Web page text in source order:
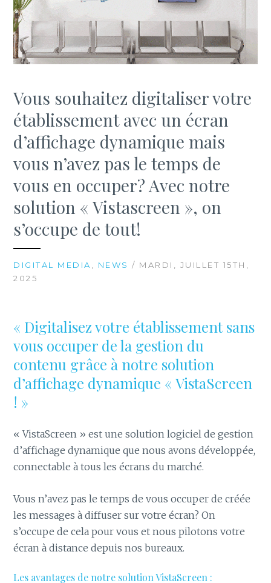
Vous souhaitez digitaliser votre
établissement avec un écran
d’affichage dynamique mais
vous n’avez pas le temps de
vous en occuper? Avec notre
solution « Vistascreen », on
s’occupe de tout!
DIGITAL MEDIA , NEWS / MARDI, JUILLET 15TH,
2025
« Digitalisez votre établissement sans
vous occuper de la gestion du
contenu grâce à notre solution
d’affichage dynamique « VistaScreen
! »
« VistaScreen » est une solution logiciel de gestion
d’affichage dynamique que nous avons développée,
connectable à tous les écrans du marché.
Vous n’avez pas le temps de vous occuper de créée
les messages à diffuser sur votre écran? On
s’occupe de cela pour vous et nous pilotons votre
écran à distance depuis nos bureaux.
Les avantages de notre solution VistaScreen :